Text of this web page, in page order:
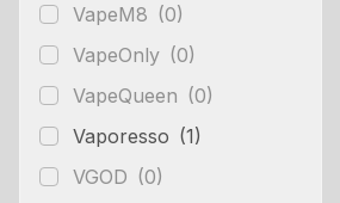
VapeM8 (0)
VapeOnly (0)
VapeQueen (0)
Vaporesso (1)
VGOD (0)